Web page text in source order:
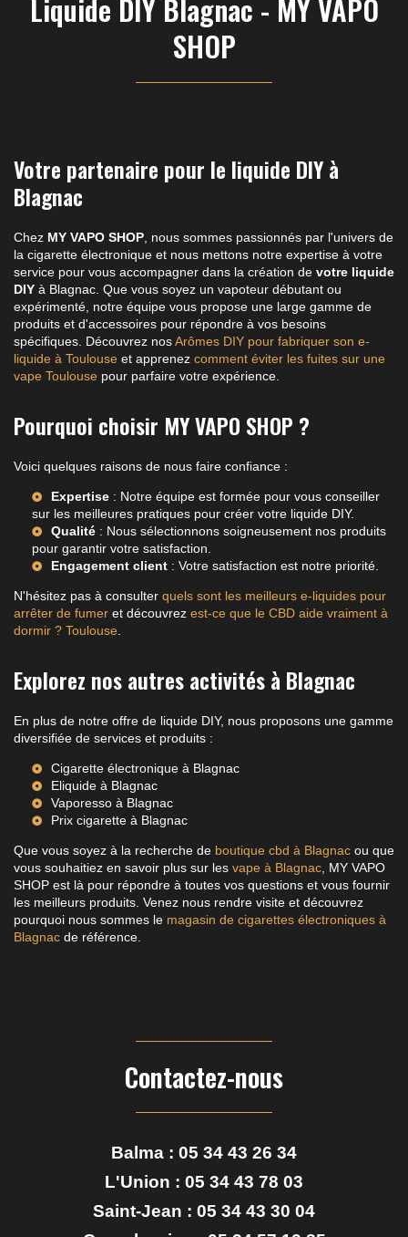
Liquide DIY Blagnac - MY VAPO
SHOP
Votre partenaire pour le liquide DIY à
Blagnac
Chez MY VAPO SHOP , nous sommes passionnés par l'univers de
la cigarette électronique et nous mettons notre expertise à votre
service pour vous accompagner dans la création de votre liquide
DIY à Blagnac. Que vous soyez un vapoteur débutant ou
expérimenté, notre équipe vous propose une large gamme de
produits et d'accessoires pour répondre à vos besoins
spécifiques. Découvrez nosArômes DIY pour fabriquer son e-
liquide à Toulouse et apprenez comment éviter les fuites sur une
vape Toulouse pour parfaire votre expérience.
Pourquoi choisir MY VAPO SHOP ?
Voici quelques raisons de nous faire confiance :
Expertise : Notre équipe est formée pour vous conseiller
sur les meilleures pratiques pour créer votre liquide DIY.
Qualité : Nous sélectionnons soigneusement nos produits
pour garantir votre satisfaction.
Engagement client : Votre satisfaction est notre priorité.
N'hésitez pas à consulter quels sont les meilleurs e-liquides pour
arrêter de fumer et découvrez est-ce que le CBD aide vraiment à
dormir ? Toulouse
Explorez nos autres activités à Blagnac
En plus de notre offre de liquide DIY, nous proposons une gamme
diversifiée de services et produits :
Cigarette électronique à Blagnac
Eliquide à Blagnac
Vaporesso à Blagnac
Prix cigarette à Blagnac
Que vous soyez à la recherche de boutique cbd à Blagnac ou que
vous souhaitiez en savoir plus sur les vape à Blagnac , MY VAPO
SHOP est là pour répondre à toutes vos questions et vous fournir
les meilleurs produits. Venez nous rendre visite et découvrez
pourquoi nous sommes le magasin de cigarettes électroniques à
Blagnac de référence.
Contactez-nous
Balma : 05 34 43 26 34
L'Union : 05 34 43 78 03
Saint-Jean : 05 34 43 30 04